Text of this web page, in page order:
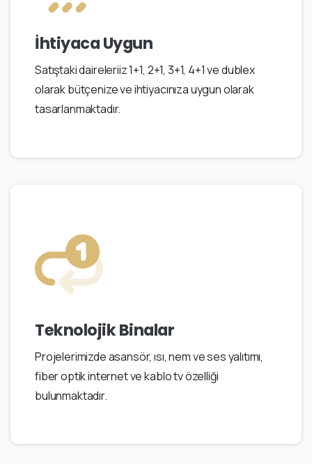
İhtiyaca Uygun
Satıştaki daireleriiz 1+1, 2+1, 3+1, 4+1 ve dublex
olarak bütçenize ve ihtiyacınıza uygun olarak
tasarlanmaktadır.
Teknolojik Binalar
Projelerimizde asansör, ısı, nem ve ses yalıtımı,
fiber optik internet ve kablo tv özelliği
bulunmaktadır.